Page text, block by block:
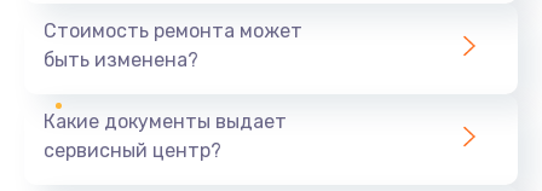
1440 руб.
Ремонт южного моста
Стоимость ремонта может
быть изменена?
Какие документы выдает
сервисный центр?